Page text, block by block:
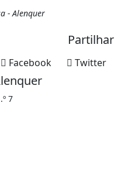
- Alenquer
Partilhar
Twitter
Facebook
7